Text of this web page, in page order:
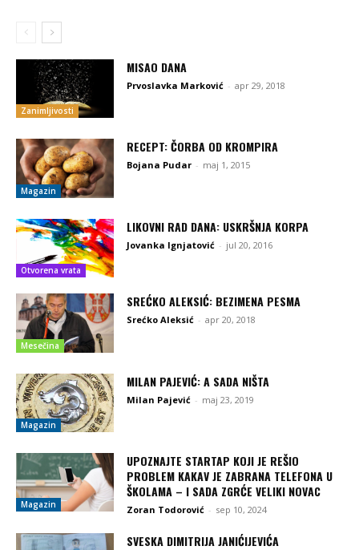
Zanimljivosti
MISAO DANA
Prvoslavka Marković - apr 29, 2018
Magazin
RECEPT: ČORBA OD KROMPIRA
Bojana Pudar - maj 1, 2015
Otvorena vrata
LIKOVNI RAD DANA: USKRŠNJA KORPA
Jovanka Ignjatović - jul 20, 2016
Mesečina
SREĆKO ALEKSIĆ: BEZIMENA PESMA
Srećko Aleksić - apr 20, 2018
Magazin
MILAN PAJEVIĆ: A SADA NIŠTA
Milan Pajević - maj 23, 2019
Magazin
UPOZNAJTE STARTAP KOJI JE REŠIO
PROBLEM KAKAV JE ZABRANA TELEFONA U
ŠKOLAMA – I SADA ZGRĆE VELIKI NOVAC
Zoran Todorović - sep 10, 2024
SVESKA DIMITRIJA JANIĆIJEVIĆA